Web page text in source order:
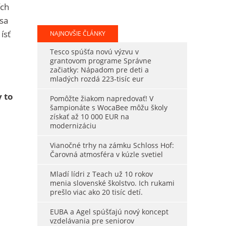
to
NAJNOVŠIE ČLÁNKY
Tesco spúšťa novú výzvu v
grantovom programe Správne
začiatky: Nápadom pre deti a
mladých rozdá 223-tisíc eur
Pomôžte žiakom napredovať! V
šampionáte s WocaBee môžu školy
získať až 10 000 EUR na
modernizáciu
Vianočné trhy na zámku Schloss Hof:
Čarovná atmosféra v kúzle svetiel
Mladí lídri z Teach už 10 rokov
menia slovenské školstvo. Ich rukami
prešlo viac ako 20 tisíc detí.
EUBA a Agel spúšťajú nový koncept
vzdelávania pre seniorov